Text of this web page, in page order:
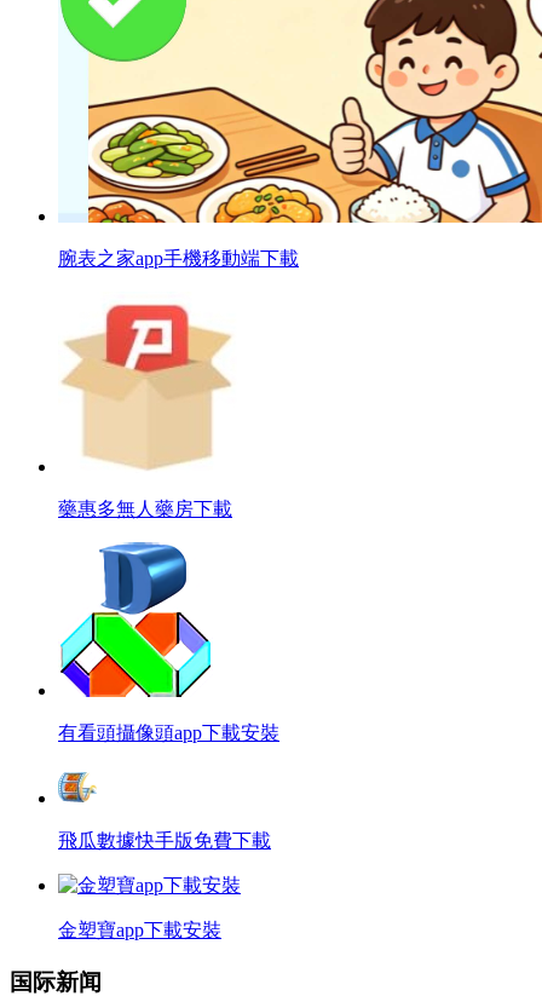
腕表之家app手機移動端下載
藥惠多無人藥房下載
有看頭攝像頭app下載安裝
飛瓜數據快手版免費下載
金塑寶app下載安裝
国际新闻